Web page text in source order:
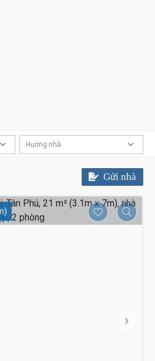
Hướng nhà
Gửi nhà